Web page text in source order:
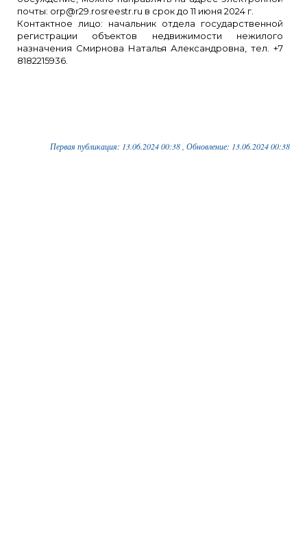
почты: orp@r29.rosreestr.ru в срок до 11 июня 2024 г.
Контактное лицо: начальник отдела государственной
регистрации объектов недвижимости нежилого
назначения Смирнова Наталья Александровна, тел. +7
8182215936.
Первая публикация: 13.06.2024 00:38 , Обновление: 13.06.2024 00:38